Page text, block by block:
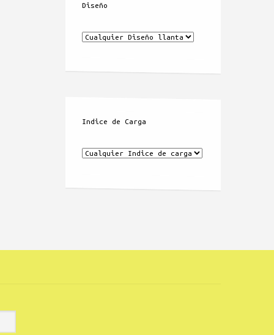
Diseño
Indice de Carga